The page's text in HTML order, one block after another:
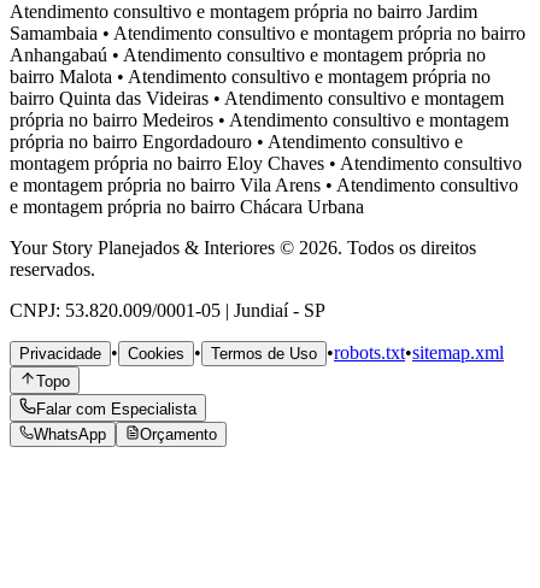
Atendimento consultivo e montagem própria no bairro Jardim
Samambaia • Atendimento consultivo e montagem própria no bairro
Anhangabaú • Atendimento consultivo e montagem própria no
bairro Malota • Atendimento consultivo e montagem própria no
bairro Quinta das Videiras • Atendimento consultivo e montagem
própria no bairro Medeiros • Atendimento consultivo e montagem
própria no bairro Engordadouro • Atendimento consultivo e
montagem própria no bairro Eloy Chaves • Atendimento consultivo
e montagem própria no bairro Vila Arens • Atendimento consultivo
e montagem própria no bairro Chácara Urbana
Your Story Planejados & Interiores © 2026. Todos os direitos
reservados.
CNPJ: 53.820.009/0001-05 | Jundiaí - SP
Privacidade • Cookies • Termos de Uso •robots.txt•sitemap.xml
Topo
Falar com Especialista
WhatsApp
Orçamento